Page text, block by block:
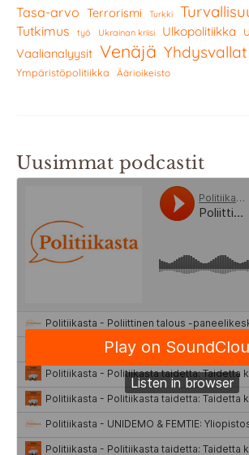
Tasa-arvo Terrorismi Turkki
Tutkimus työ Ukrainan kriisi Ulkopolitiikka
Vaalianalyysit Venäjä Yhdysvallat
Ympäristöpolitiikka Äärioikeisto
Uusimmat podcastit